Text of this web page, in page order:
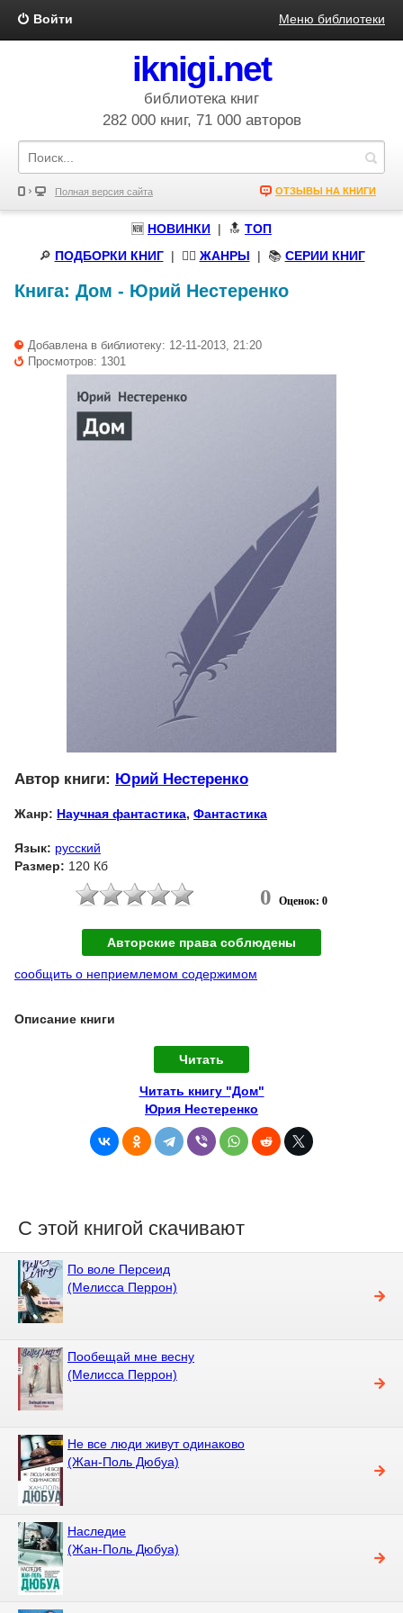
Войти Меню библиотеки
iknigi.net
библиотека книг
282 000 книг, 71 000 авторов
Полная версия сайта ОТЗЫВЫ НА КНИГИ
🆕 НОВИНКИ | 🔝 ТОП
🔎 ПОДБОРКИ КНИГ| 🧝‍♀️ ЖАНРЫ | 📚 СЕРИИ КНИГ
Книга: Дом - Юрий Нестеренко
Добавлена в библиотеку: 12-11-2013, 21:20
Просмотров: 1301
Автор книги: Юрий Нестеренко
Жанр: Научная фантастика, Фантастика
Язык: русский
Размер: 120 Кб
0 Оценок: 0
Авторские права соблюдены
сообщить о неприемлемом содержимом
Описание книги
Читать
Читать книгу "Дом"
Юрия Нестеренко
С этой книгой скачивают
По воле Персеид
(Мелисса Перрон)
Пообещай мне весну
(Мелисса Перрон)
Не все люди живут одинаково
(Жан-Поль Дюбуа)
Наследие
(Жан-Поль Дюбуа)